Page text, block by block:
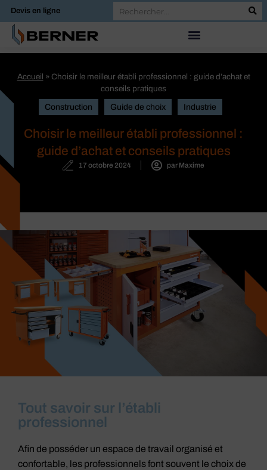
Devis en ligne
Accueil » Choisir le meilleur établi professionnel : guide d’achat et
conseils pratiques
Construction Guide de choix Industrie
Choisir le meilleur établi professionnel :
guide d’achat et conseils pratiques
17 octobre 2024 par Maxime
Tout savoir sur l’établi
professionnel
Afin de posséder un espace de travail organisé et
confortable, les professionnels font souvent le choix de